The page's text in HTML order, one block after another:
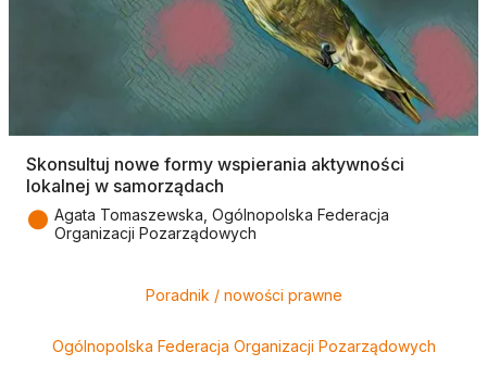
Skonsultuj nowe formy wspierania aktywności
lokalnej w samorządach
● Agata Tomaszewska, Ogólnopolska Federacja
Organizacji Pozarządowych
Poradnik / nowości prawne
Ogólnopolska Federacja Organizacji Pozarządowych